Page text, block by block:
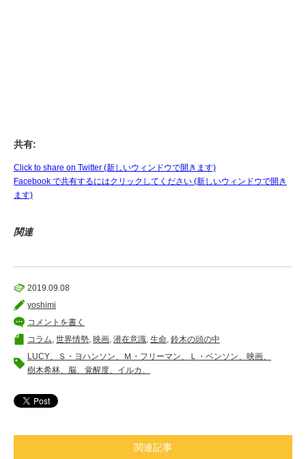
共有:
Click to share on Twitter (新しいウィンドウで開きます)
Facebook で共有するにはクリックしてください (新しいウィンドウで開き
ます)
関連
2019.09.08
yoshimi
コメントを書く
コラム 世界情勢 映画 潜在意識 生命 鈴木の頭の中
LUCY、Ｓ・ヨハンソン、Ｍ・フリーマン、Ｌ・ベンソン、映画、
樹木希林、脳、覚醒度、イルカ、
関連記事